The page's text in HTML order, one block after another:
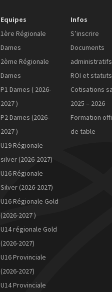
Equipes
1ère Régionale
Dames
2ème Régionale
Dames
P1 Dames ( 2026-
2027 )
P2 Dames (2026-
2027 )
U19 Régionale
silver (2026-2027)
U16 Régionale
Silver (2026-2027)
U16 Régionale Gold
(2026-2027 )
U14 régionale Gold
(2026-2027)
U16 Provinciale
(2026-2027)
U14 Provinciale
Infos
S’inscrire
Documents
administratifs
ROI et statuts
Cotisations
2025 – 2026
Formation
de table